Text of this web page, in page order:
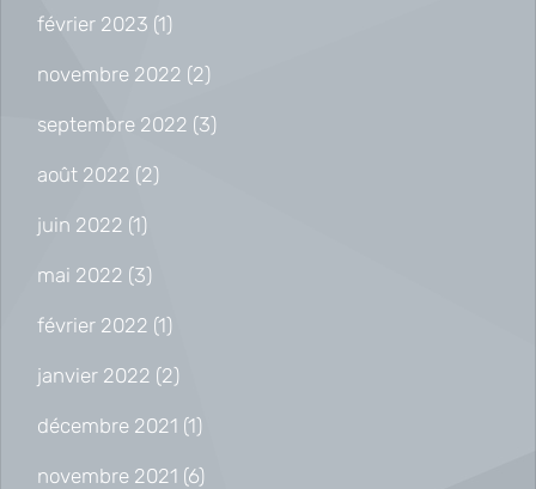
février 2023 (1)
novembre 2022 (2)
septembre 2022 (3)
août 2022 (2)
juin 2022 (1)
mai 2022 (3)
février 2022 (1)
janvier 2022 (2)
décembre 2021 (1)
novembre 2021 (6)